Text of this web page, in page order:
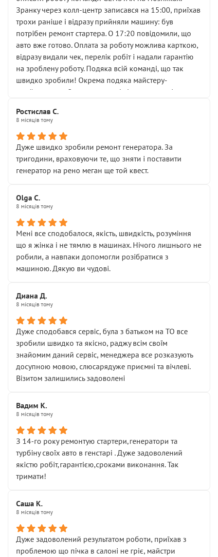
вас стартер, і тоді сервіс наче справив хороше
враження. Але згодом знайшов декілька гайок під
лобовим склом. Мені пояснили, що це “старі гайки, які
відкручували”, і попросили не хвилюватися. ( надіюсь
новий власник, не застяг в полі))
Але після нинішнього візиту такі дрібниці вже не
здаються дрібницями.
Я — клієнт, який працює на довірі, і саме її цей сервіс
Хотілося б більше:
• належної уваги до авто
• прозорості в роботах і рахунках
• реальної діагностики, а не формального
“подивились і поїхав”
На жаль, складається враження, що сервіс працює не
Стосовно комунікації - все добре
Зранку через колл-центр записався на 15:00, приїхав
трохи раніше і відразу прийняли машину: був
потрібен ремонт стартера. О 17:20 повідомили, що
авто вже готово. Оплата за роботу можлива карткою,
відразу видали чек, перелік робіт і надали гарантію
на зроблену роботу. Подяка всій команді, що так
швидко зробили! Окрема подяка майстеру-
приймальнику Олександру: всі чітко та по суті.
звертатися до цього автосервісу.
Ростислав С.
8 місяців тому
Дуже швидко зробили ремонт генератора. За
тригодини, враховуючи те, що зняти і поставити
генератор на рено меган ще той квест.
Olga С.
8 місяців тому
Мені все сподобалося, якість, швидкість, розуміння
що я жінка і не тямлю в машинах. Нічого лишнього не
робили, а навпаки допомогли розібратися з
машиною. Дякую ви чудові.
Диана Д.
8 місяців тому
Дуже сподобався сервіс, була з батьком на ТО все
зробили швидко та якісно, раджу всім своїм
знайомим даний сервіс, менеджера все розказують
досупною мовою, слюсарядуже приємні та вічлеві.
Візитом залишились задоволені
Вадим К.
8 місяців тому
З 14-го року ремонтую стартери,генератори та
турбіну своїх авто в генстарі . Дуже задоволений
якістю робіт,гарантією,сроками виконання. Так
тримати!
Саша К.
8 місяців тому
Дуже задоволений результатом роботи, приїхав з
проблемою що пічка в салоні не гріє, майстри